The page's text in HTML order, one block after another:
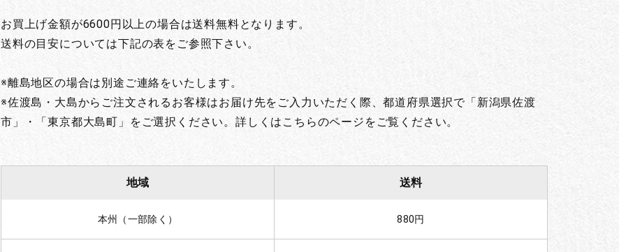
お買上げ金額が6600円以上の場合は送料無料となります。
送料の目安については下記の表をご参照下さい。
※離島地区の場合は別途ご連絡をいたします。
※佐渡島・大島からご注文されるお客様はお届け先をご入力いただく際、都道府県選択で「新潟県佐渡
市」・「東京都大島町」をご選択ください。詳しくはこちらのページをご覧ください。
地域 送料
本州（一部除く） 880円